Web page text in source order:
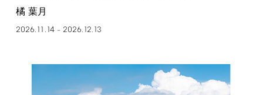
橘 葉月
2026.11.14– 2026.12.13